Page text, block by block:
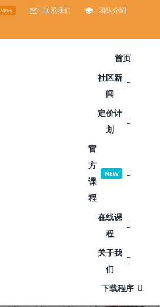
24hrs 联系我们
团队介绍
首页
社区新
闻
定价计
划
官
方
课
程
NEW
在线课
程
关于我
们
下载程序